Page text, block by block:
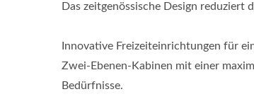
Das zeitgenössische Design reduziert
Innovative Freizeiteinrichtungen für
Zwei-Ebenen-Kabinen mit einer
Bedürfnisse.